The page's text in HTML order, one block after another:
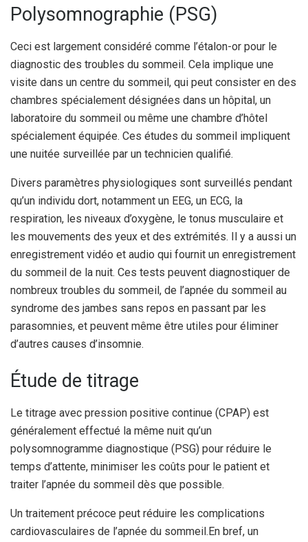
Polysomnographie (PSG)
Ceci est largement considéré comme l’étalon-or pour le
diagnostic des troubles du sommeil. Cela implique une
visite dans un centre du sommeil, qui peut consister en des
chambres spécialement désignées dans un hôpital, un
laboratoire du sommeil ou même une chambre d’hôtel
spécialement équipée. Ces études du sommeil impliquent
une nuitée surveillée par un technicien qualifié.
Divers paramètres physiologiques sont surveillés pendant
qu’un individu dort, notamment un EEG, un ECG, la
respiration, les niveaux d’oxygène, le tonus musculaire et
les mouvements des yeux et des extrémités. Il y a aussi un
enregistrement vidéo et audio qui fournit un enregistrement
du sommeil de la nuit. Ces tests peuvent diagnostiquer de
nombreux troubles du sommeil, de l’apnée du sommeil au
syndrome des jambes sans repos en passant par les
parasomnies, et peuvent même être utiles pour éliminer
d’autres causes d’insomnie.
Étude de titrage
Le titrage avec pression positive continue (CPAP) est
généralement effectué la même nuit qu’un
polysomnogramme diagnostique (PSG) pour réduire le
temps d’attente, minimiser les coûts pour le patient et
traiter l’apnée du sommeil dès que possible.
Un traitement précoce peut réduire les complications
cardiovasculaires de l’apnée du sommeil. En bref, un